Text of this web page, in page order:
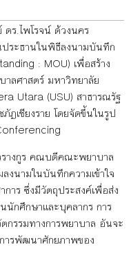
ร.ไพโรจน์ ด้วงนคร
ประธานในพิธีลงนามบันทึก
: MOU) เพื่อสร้าง
าลศาสตร์ มหาวิทยาลัย
Utara (USU) สาธารณรัฐ
ฏเชียงราย โดยจัดขึ้นในรูป
รางกูร คณบดีคณะพยาบาล
งนามในบันทึกความเข้าใจ
าร ซึ่งมีวัตถุประสงค์เพื่อส่ง
นนักศึกษาและบุคลากร การ
รรมทางการพยาบาล อันจะ
ารพัฒนาศักยภาพของ